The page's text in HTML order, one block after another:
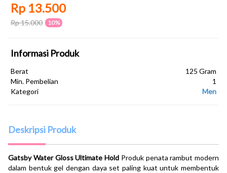
Rp 13.500
Rp 15.000 10%
Informasi Produk
Berat
125 Gram
Min. Pembelian
1
Kategori
Men
Deskripsi Produk
Gatsby Water Gloss Ultimate Hold Produk penata rambut modern
dalam bentuk gel dengan daya set paling kuat untuk membentuk